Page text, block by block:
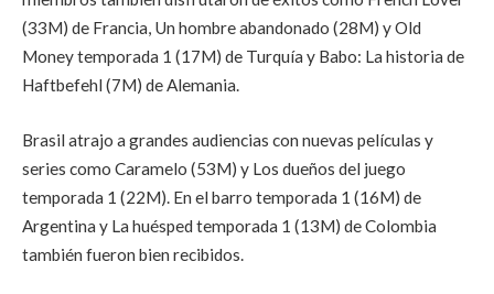
(33M) de Francia, Un hombre abandonado (28M) y Old
Money temporada 1 (17M) de Turquía y Babo: La historia de
Haftbefehl (7M) de Alemania.
Brasil atrajo a grandes audiencias con nuevas películas y
series como Caramelo (53M) y Los dueños del juego
temporada 1 (22M). En el barro temporada 1 (16M) de
Argentina y La huésped temporada 1 (13M) de Colombia
también fueron bien recibidos.